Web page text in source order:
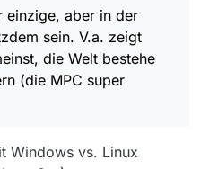
einzige, aber in der
sein. V.a. zeigt
die Welt bestehe
(die MPC super
Windows vs. Linux